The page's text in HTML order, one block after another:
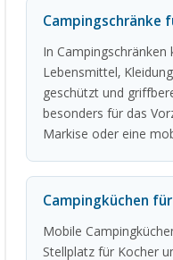
Campingschränke
In Campingschränken
Lebensmittel,
geschützt und
besonders für das
Markise oder eine
Campingküchen
Mobile
Stellplatz für Kocher